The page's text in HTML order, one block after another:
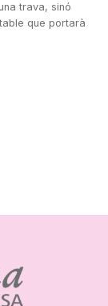
trava, sinó
que portarà